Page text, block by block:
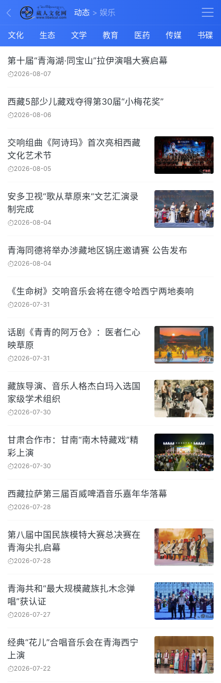
动态 娱乐
文化 生态 文学 教育 医药 传媒 书碟
第十届“青海湖·同宝山”拉伊演唱大赛启幕
2026-08-07
西藏5部少儿藏戏夺得第30届“小梅花奖”
2026-08-06
交响组曲《阿诗玛》首次亮相西藏
文化艺术节
2026-08-05
安多卫视“歌从草原来“文艺汇演录
制完成
2026-08-04
青海同德将举办涉藏地区锅庄邀请赛 公告发布
2026-08-04
《生命树》交响音乐会将在德令哈西宁两地奏响
2026-07-31
话剧《青青的阿万仓》：医者仁心
映草原
2026-07-31
藏族导演、音乐人格杰白玛入选国
家级学术组织
2026-07-30
甘肃合作市：甘南“南木特藏戏”精
彩上演
2026-07-30
西藏拉萨第三届百威啤酒音乐嘉年华落幕
2026-07-28
第八届中国民族模特大赛总决赛在
青海尖扎启幕
2026-07-28
青海共和“最大规模藏族扎木念弹
唱”获认证
2026-07-27
经典“花儿”合唱音乐会在青海西宁
上演
2026-07-22